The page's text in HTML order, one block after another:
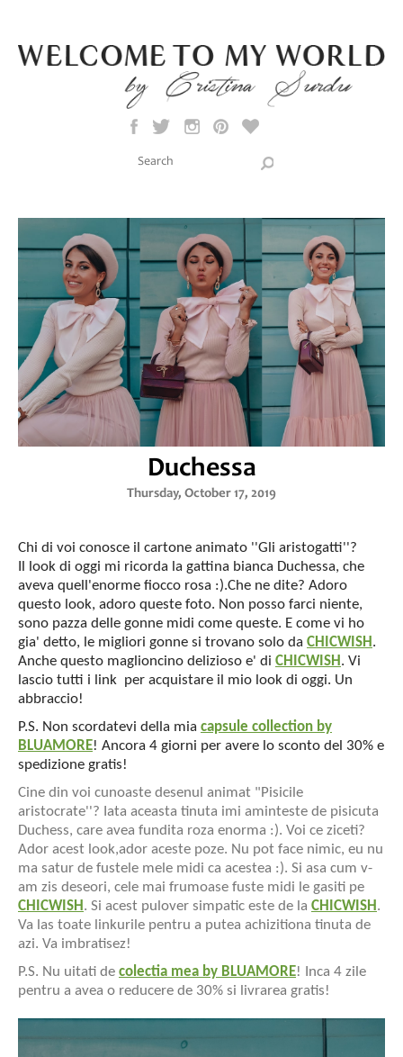
Search this site
Duchessa
Thursday, October 17, 2019
Chi di voi conosce il cartone animato ''Gli aristogatti''?
Il look di oggi mi ricorda la gattina bianca Duchessa, che
aveva quell'enorme fiocco rosa :).Che ne dite? Adoro
questo look, adoro queste foto. Non posso farci niente,
sono pazza delle gonne midi come queste. E come vi ho
gia' detto, le migliori gonne si trovano solo da CHICWISH .
Anche questo maglioncino delizioso e' di CHICWISH . Vi
lascio tutti i link per acquistare il mio look di oggi. Un
abbraccio!
P.S. Non scordatevi della mia capsule collection by
BLUAMORE! Ancora 4 giorni per avere lo sconto del 30% e
spedizione gratis!
Cine din voi cunoaste desenul animat "Pisicile
aristocrate''? Iata aceasta tinuta imi aminteste de pisicuta
Duchess, care avea fundita roza enorma :). Voi ce ziceti?
Ador acest look,ador aceste poze. Nu pot face nimic, eu nu
ma satur de fustele mele midi ca acestea :). Si asa cum v-
am zis deseori, cele mai frumoase fuste midi le gasiti pe
CHICWISH . Si acest pulover simpatic este de la CHICWISH .
Va las toate linkurile pentru a putea achizitiona tinuta de
azi. Va imbratisez!
P.S. Nu uitati de colectia mea by BLUAMORE! Inca 4 zile
pentru a avea o reducere de 30% si livrarea gratis!